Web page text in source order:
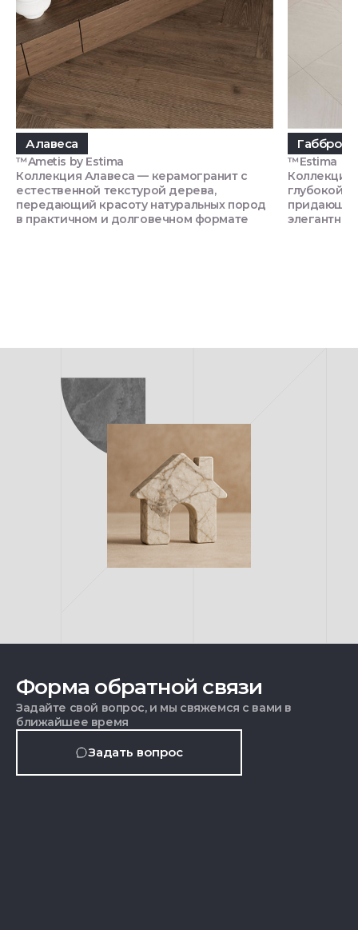
Алавеса
™Ametis by Estima
Коллекция Алавеса — керамогранит с
естественной текстурой дерева,
передающий красоту натуральных пород
в практичном и долговечном формате
Габбро
™Estima
Коллекция
глубокой
придающий
Форма обратной связи
Задайте свой вопрос, и мы свяжемся с вами в
ближайшее время
Задать вопрос